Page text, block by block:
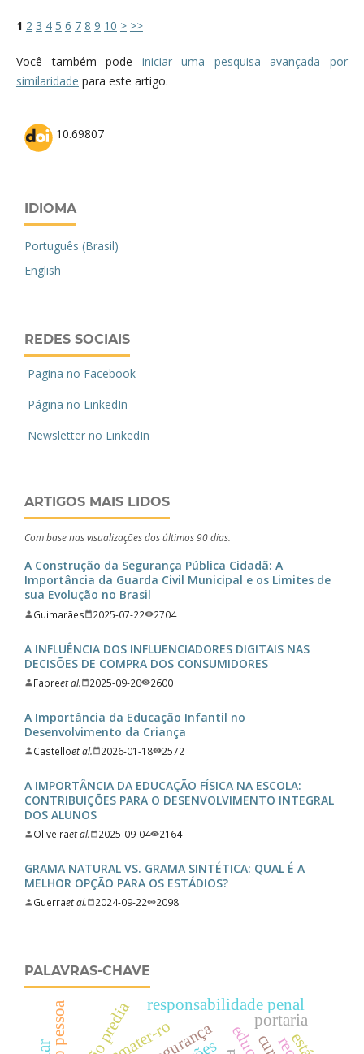
1 2 3 4 5 6 7 8 9 10 > >>
Você também pode iniciar uma pesquisa avançada por
similaridade para este artigo.
10.69807
IDIOMA
Português (Brasil)
English
REDES SOCIAIS
Pagina no Facebook
Página no LinkedIn
Newsletter no LinkedIn
ARTIGOS MAIS LIDOS
Com base nas visualizações dos últimos 90 dias.
A Construção da Segurança Pública Cidadã: A
Importância da Guarda Civil Municipal e os Limites de
sua Evolução no Brasil
Guimarães 2025-07-22 2704
A INFLUÊNCIA DOS INFLUENCIADORES DIGITAIS NAS
DECISÕES DE COMPRA DOS CONSUMIDORES
Fabreet al. 2025-09-20 2600
A Importância da Educação Infantil no
Desenvolvimento da Criança
Castelloet al. 2026-01-18 2572
A IMPORTÂNCIA DA EDUCAÇÃO FÍSICA NA ESCOLA:
CONTRIBUIÇÕES PARA O DESENVOLVIMENTO INTEGRAL
DOS ALUNOS
Oliveiraet al. 2025-09-04 2164
GRAMA NATURAL VS. GRAMA SINTÉTICA: QUAL É A
MELHOR OPÇÃO PARA OS ESTÁDIOS?
Guerraet al. 2024-09-22 2098
PALAVRAS-CHAVE
responsabilidade penal
emater-ro portaria